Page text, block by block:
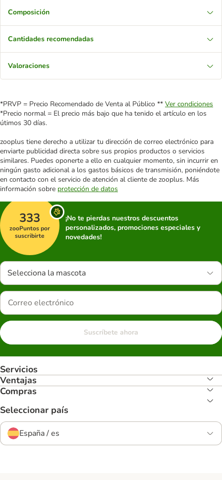
Composición
Cantidades recomendadas
Valoraciones
*PRVP = Precio Recomendado de Venta al Público ** Ver condiciones
*Precio normal = El precio más bajo que ha tenido el artículo en los
útimos 30 días.
zooplus tiene derecho a utilizar tu dirección de correo electrónico para
enviarte publicidad directa sobre sus propios productos o servicios
similares. Puedes oponerte a ello en cualquier momento, sin incurrir en
ningún gasto adicional a los gastos básicos de transmisión, poniéndote
en contacto con el servicio de atención al cliente de zooplus. Más
información sobre protección de datos
333
zooPuntos por
suscribirte
¡No te pierdas nuestros descuentos
personalizados, promociones especiales y
novedades!
Selecciona la mascota
Suscríbete ahora
Servicios
Ventajas
Compras
Seleccionar país
España / es